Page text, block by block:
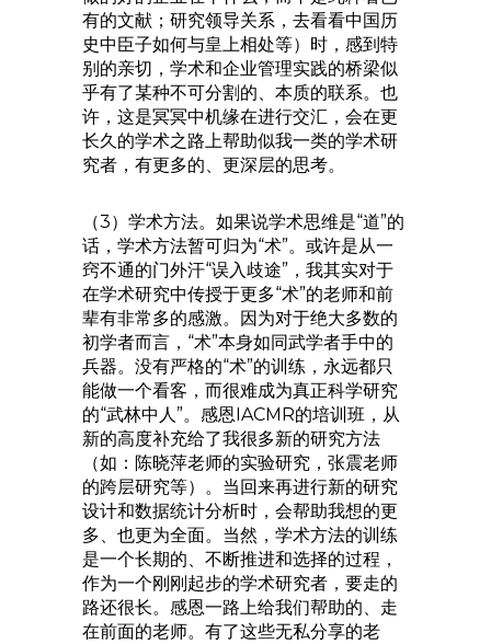
有的文献；研究领导关系，去看看中国历
史中臣子如何与皇上相处等）时，感到特
别的亲切，学术和企业管理实践的桥梁似
乎有了某种不可分割的、本质的联系。也
许，这是冥冥中机缘在进行交汇，会在更
长久的学术之路上帮助似我一类的学术研
究者，有更多的、更深层的思考。
（3）学术方法。如果说学术思维是“道”的
话，学术方法暂可归为“术”。或许是从一
窍不通的门外汗“误入歧途”，我其实对于
在学术研究中传授于更多“术”的老师和前
辈有非常多的感激。因为对于绝大多数的
初学者而言，“术”本身如同武学者手中的
兵器。没有严格的“术”的训练，永远都只
能做一个看客，而很难成为真正科学研究
的“武林中人”。感恩IACMR的培训班，从
新的高度补充给了我很多新的研究方法
（如：陈晓萍老师的实验研究，张震老师
的跨层研究等）。当回来再进行新的研究
设计和数据统计分析时，会帮助我想的更
多、也更为全面。当然，学术方法的训练
是一个长期的、不断推进和选择的过程，
作为一个刚刚起步的学术研究者，要走的
路还很长。感恩一路上给我们帮助的、走
在前面的老师。有了这些无私分享的老